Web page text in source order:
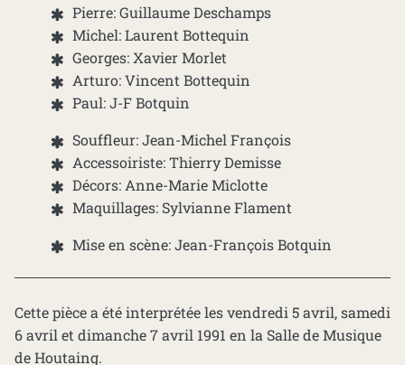
Pierre: Guillaume Deschamps
Michel: Laurent Bottequin
Georges: Xavier Morlet
Arturo: Vincent Bottequin
Paul: J-F Botquin
Souffleur: Jean-Michel François
Accessoiriste: Thierry Demisse
Décors: Anne-Marie Miclotte
Maquillages: Sylvianne Flament
Mise en scène: Jean-François Botquin
Cette pièce a été interprétée les vendredi 5 avril, samedi
6 avril et dimanche 7 avril 1991 en la Salle de Musique
de Houtaing.